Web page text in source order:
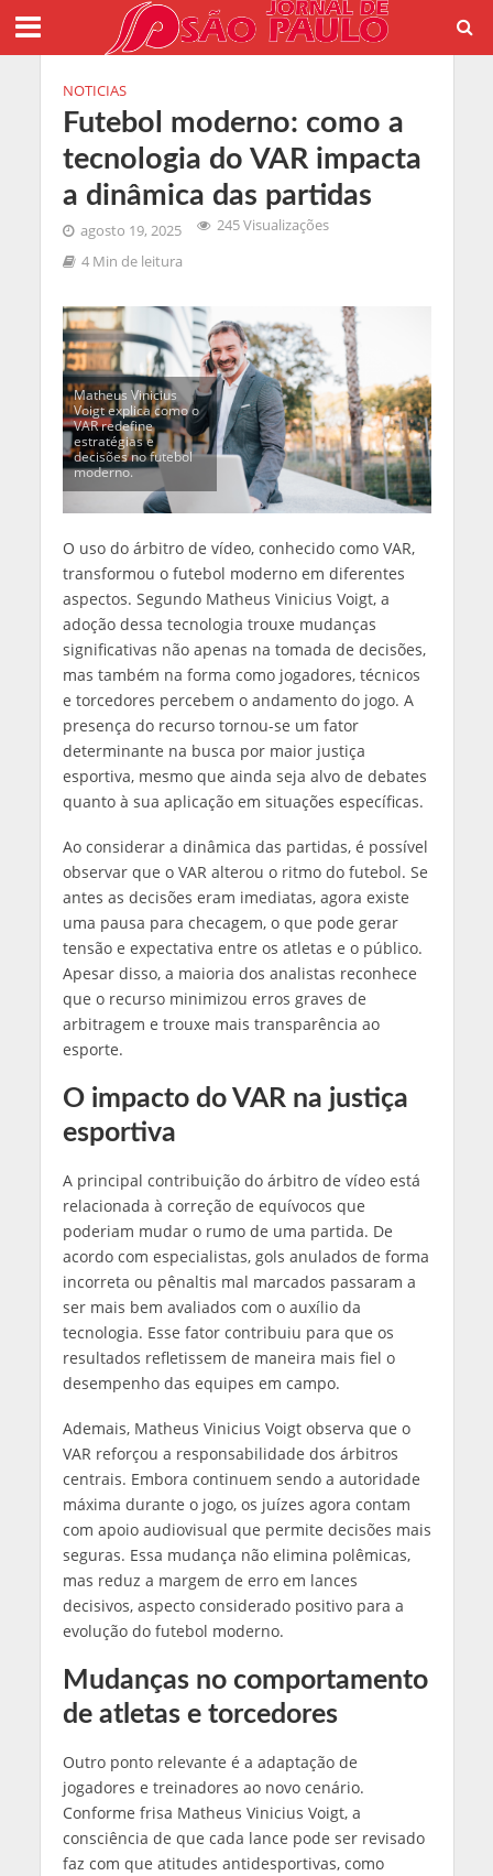
NOTICIAS
Futebol moderno: como a
tecnologia do VAR impacta
a dinâmica das partidas
agosto 19, 2025
245 Visualizações
4 Min de leitura
Matheus Vinicius
Voigt explica como o
VAR redefine
estratégias e
decisões no futebol
moderno.
O uso do árbitro de vídeo, conhecido como VAR,
transformou o futebol moderno em diferentes
aspectos. Segundo Matheus Vinicius Voigt, a
adoção dessa tecnologia trouxe mudanças
significativas não apenas na tomada de decisões,
mas também na forma como jogadores, técnicos
e torcedores percebem o andamento do jogo. A
presença do recurso tornou-se um fator
determinante na busca por maior justiça
esportiva, mesmo que ainda seja alvo de debates
quanto à sua aplicação em situações específicas.
Ao considerar a dinâmica das partidas, é possível
observar que o VAR alterou o ritmo do futebol. Se
antes as decisões eram imediatas, agora existe
uma pausa para checagem, o que pode gerar
tensão e expectativa entre os atletas e o público.
Apesar disso, a maioria dos analistas reconhece
que o recurso minimizou erros graves de
arbitragem e trouxe mais transparência ao
esporte.
O impacto do VAR na justiça
esportiva
A principal contribuição do árbitro de vídeo está
relacionada à correção de equívocos que
poderiam mudar o rumo de uma partida. De
acordo com especialistas, gols anulados de forma
incorreta ou pênaltis mal marcados passaram a
ser mais bem avaliados com o auxílio da
tecnologia. Esse fator contribuiu para que os
resultados refletissem de maneira mais fiel o
desempenho das equipes em campo.
Ademais, Matheus Vinicius Voigt observa que o
VAR reforçou a responsabilidade dos árbitros
centrais. Embora continuem sendo a autoridade
máxima durante o jogo, os juízes agora contam
com apoio audiovisual que permite decisões mais
seguras. Essa mudança não elimina polêmicas,
mas reduz a margem de erro em lances
decisivos, aspecto considerado positivo para a
evolução do futebol moderno.
Mudanças no comportamento
de atletas e torcedores
Outro ponto relevante é a adaptação de
jogadores e treinadores ao novo cenário.
Conforme frisa Matheus Vinicius Voigt, a
consciência de que cada lance pode ser revisado
faz com que atitudes antidesportivas, como